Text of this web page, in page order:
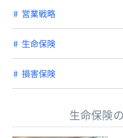
営業戦略
生命保険
損害保険
生命保険